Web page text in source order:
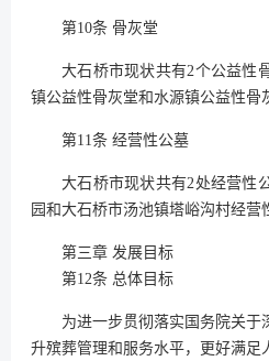
第10条 骨灰堂
大石桥市现状共有2个公益性
镇公益性骨灰堂和水源镇公益性骨
第11条 经营性公墓
大石桥市现状共有2处经营性
园和大石桥市汤池镇塔峪沟村经营
第三章 发展目标
第12条 总体目标
为进一步贯彻落实国务院关
升殡葬管理和服务水平，更好满足